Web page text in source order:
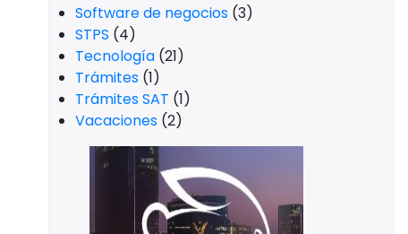
Software de negocios (3)
STPS (4)
Tecnología (21)
Trámites (1)
Trámites SAT (1)
Vacaciones (2)